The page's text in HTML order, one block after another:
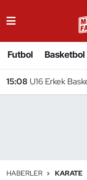
Futbol Basketbol
15:08 U16 Erkek
HABERLER KARATE
Badminton